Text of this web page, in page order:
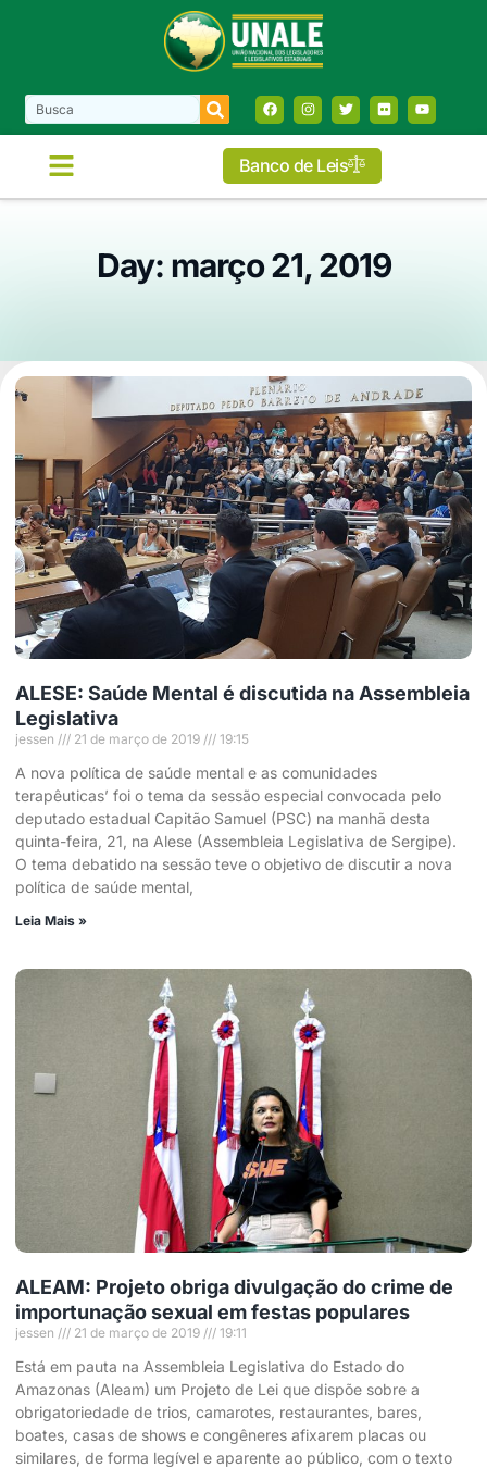
Banco de Leis
Day: março 21, 2019
ALESE: Saúde Mental é discutida na Assembleia
Legislativa
jessen 21 de março de 2019 19:15
A nova política de saúde mental e as comunidades
terapêuticas’ foi o tema da sessão especial convocada pelo
deputado estadual Capitão Samuel (PSC) na manhã desta
quinta-feira, 21, na Alese (Assembleia Legislativa de Sergipe).
O tema debatido na sessão teve o objetivo de discutir a nova
política de saúde mental,
Leia Mais »
ALEAM: Projeto obriga divulgação do crime de
importunação sexual em festas populares
jessen 21 de março de 2019 19:11
Está em pauta na Assembleia Legislativa do Estado do
Amazonas (Aleam) um Projeto de Lei que dispõe sobre a
obrigatoriedade de trios, camarotes, restaurantes, bares,
boates, casas de shows e congêneres afixarem placas ou
similares, de forma legível e aparente ao público, com o texto